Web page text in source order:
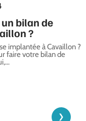
bilan de
?
implantée à Cavaillon ?
faire votre bilan de
…